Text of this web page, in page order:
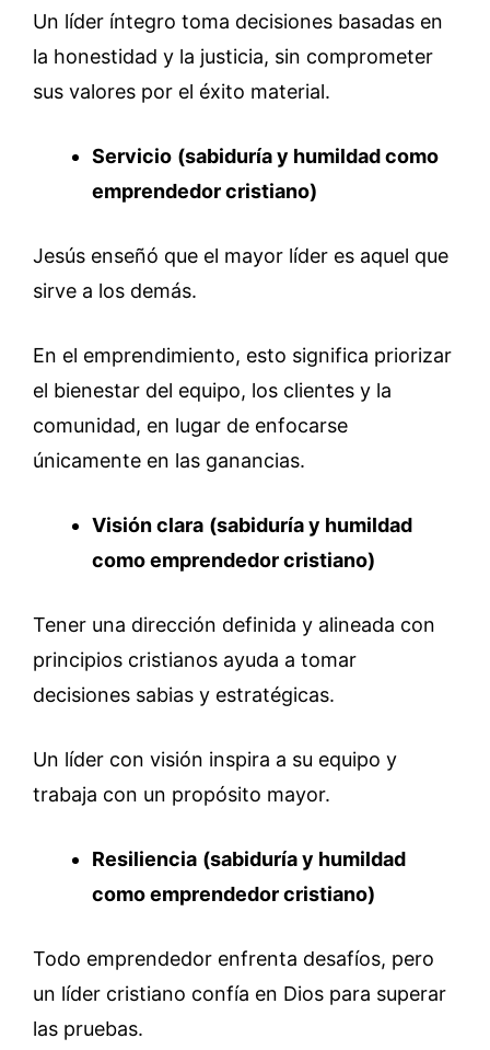
Un líder íntegro toma decisiones basadas en
la honestidad y la justicia, sin comprometer
sus valores por el éxito material.
Servicio (sabiduría y humildad como
emprendedor cristiano)
Jesús enseñó que el mayor líder es aquel que
sirve a los demás.
En el emprendimiento, esto significa priorizar
el bienestar del equipo, los clientes y la
comunidad, en lugar de enfocarse
únicamente en las ganancias.
Visión clara (sabiduría y humildad
como emprendedor cristiano)
Tener una dirección definida y alineada con
principios cristianos ayuda a tomar
decisiones sabias y estratégicas.
Un líder con visión inspira a su equipo y
trabaja con un propósito mayor.
Resiliencia (sabiduría y humildad
como emprendedor cristiano)
Todo emprendedor enfrenta desafíos, pero
un líder cristiano confía en Dios para superar
las pruebas.